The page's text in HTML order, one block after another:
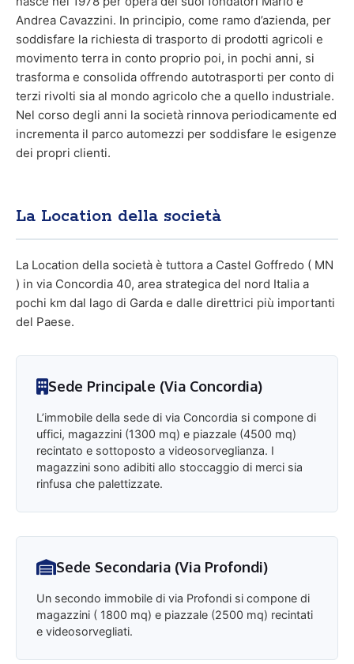
Andrea Cavazzini. In principio, come ramo d’azienda, per
soddisfare la richiesta di trasporto di prodotti agricoli e
movimento terra in conto proprio poi, in pochi anni, si
trasforma e consolida offrendo autotrasporti per conto di
terzi rivolti sia al mondo agricolo che a quello industriale.
Nel corso degli anni la società rinnova periodicamente ed
incrementa il parco automezzi per soddisfare le esigenze
dei propri clienti.
La Location della società
La Location della società è tuttora a Castel Goffredo ( MN
) in via Concordia 40, area strategica del nord Italia a
pochi km dal lago di Garda e dalle direttrici più importanti
del Paese.
Sede Principale (Via Concordia)
L’immobile della sede di via Concordia si compone di
uffici, magazzini (1300 mq) e piazzale (4500 mq)
recintato e sottoposto a videosorveglianza. I
magazzini sono adibiti allo stoccaggio di merci sia
rinfusa che palettizzate.
Sede Secondaria (Via Profondi)
Un secondo immobile di via Profondi si compone di
magazzini ( 1800 mq) e piazzale (2500 mq) recintati
e videosorvegliati.